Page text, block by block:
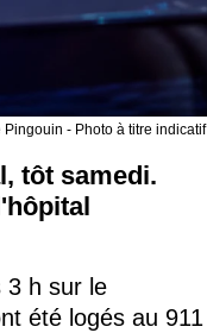
- Photo à titre indicatif
tôt samedi.
3 h sur le
été logés au 911